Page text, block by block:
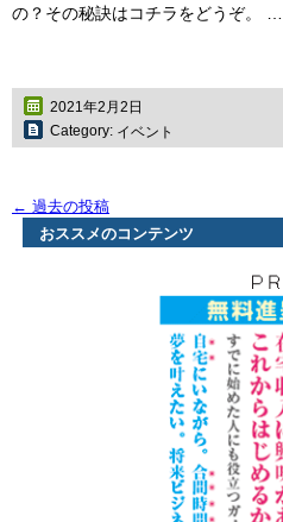
の？その秘訣はコチラをどうぞ。 …
2021年2月2日
Category: イベント
← 過去の投稿
おススメのコンテンツ